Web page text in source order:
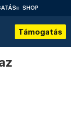
SHOP
Támogatás